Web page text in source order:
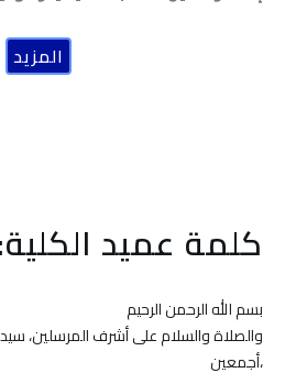
المزيد
كلمة عميد الكلية:
بسم الله الرحمن الرحيم
والصلاة والسلام على أشرف المرسلين،
أجمعين،